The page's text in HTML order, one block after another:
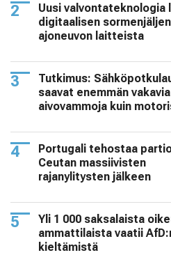
Uusi valvontateknologia
digitaalisen sormenjäljen
ajoneuvon laitteista
Tutkimus:
saavat enemmän vakavia
aivovammoja kuin
Portugali tehostaa
Ceutan massiivisten
rajanylitysten jälkeen
Yli 1 000 saksalaista
ammattilaista vaatii
kieltämistä